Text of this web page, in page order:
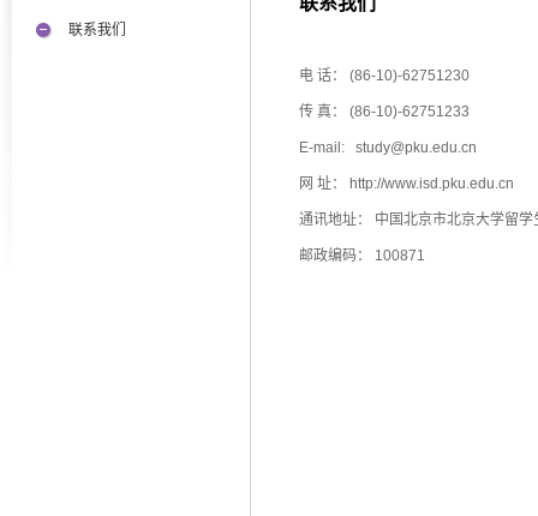
联系我们
电 话： (86-10)-62751230
传 真： (86-10)-62751233
E-mail: study@pku.edu.cn
网 址： http://www.isd.pku.edu.cn
通讯地址： 中国北京市北京大学留学
邮政编码： 100871